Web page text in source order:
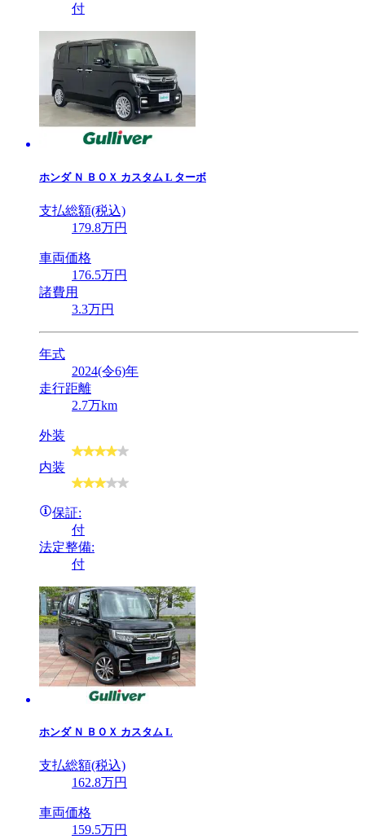
付
ホンダ Ｎ ＢＯＸ カスタム L ターボ
支払総額(税込)
179.8万円
車両価格
176.5万円
諸費用
3.3万円
年式
2024(令6)年
走行距離
2.7万km
外装
内装
保証:
付
法定整備:
付
ホンダ Ｎ ＢＯＸ カスタム L
支払総額(税込)
162.8万円
車両価格
159.5万円